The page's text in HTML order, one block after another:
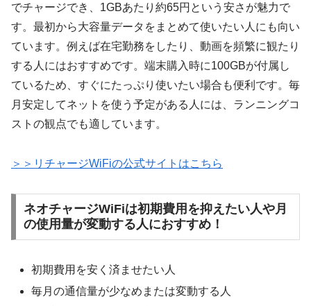
でチャージでき、1GBあたり約65円という安さが魅力で
す。最初から大容量データをまとめて使いたい人にも向い
ています。例えば在宅勤務をしたり、動画を頻繁に観たり
する人にはおすすめです。端末購入時に100GBが付属し
ているため、すぐにたっぷり使いたい場合も便利です。毎
月安定してネットを使う予定がある人には、ランニングコ
ストの観点でも適しています。
＞＞リチャージWiFiの公式サイトはこちら
ネオチャージWiFiは初期費用を抑えたい人や月
の使用量が変動する人におすすめ！
初期費用を安く済ませたい人
毎月の通信量が少なめまたは変動する人